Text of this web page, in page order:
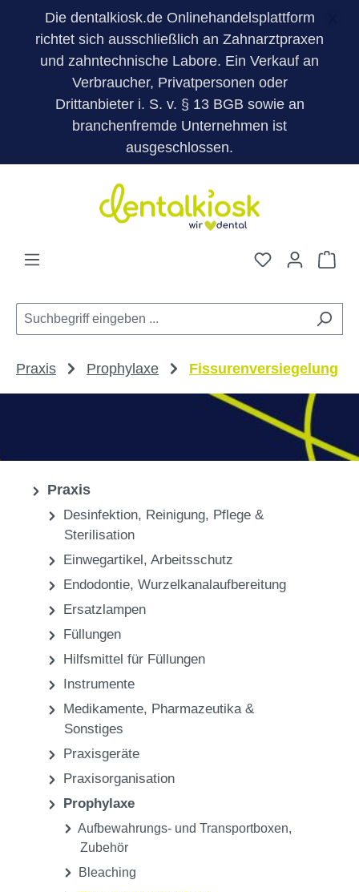
Die dentalkiosk.de Onlinehandelsplattform
richtet sich ausschließlich an Zahnarztpraxen
und zahntechnische Labore. Ein Verkauf an
Verbraucher, Privatpersonen oder
Drittanbieter i. S. v. § 13 BGB sowie an
branchenfremde Unternehmen ist
ausgeschlossen.
Zum Hauptinhalt springen
Du hast 0
Praxis Prophylaxe Fissurenversiegelung
Praxis
Desinfektion, Reinigung, Pflege &
Sterilisation
Einwegartikel, Arbeitsschutz
Endodontie, Wurzelkanalaufbereitung
Ersatzlampen
Füllungen
Hilfsmittel für Füllungen
Instrumente
Medikamente, Pharmazeutika &
Sonstiges
Praxisgeräte
Praxisorganisation
Prophylaxe
Aufbewahrungs- und Transportboxen,
Zubehör
Bleaching